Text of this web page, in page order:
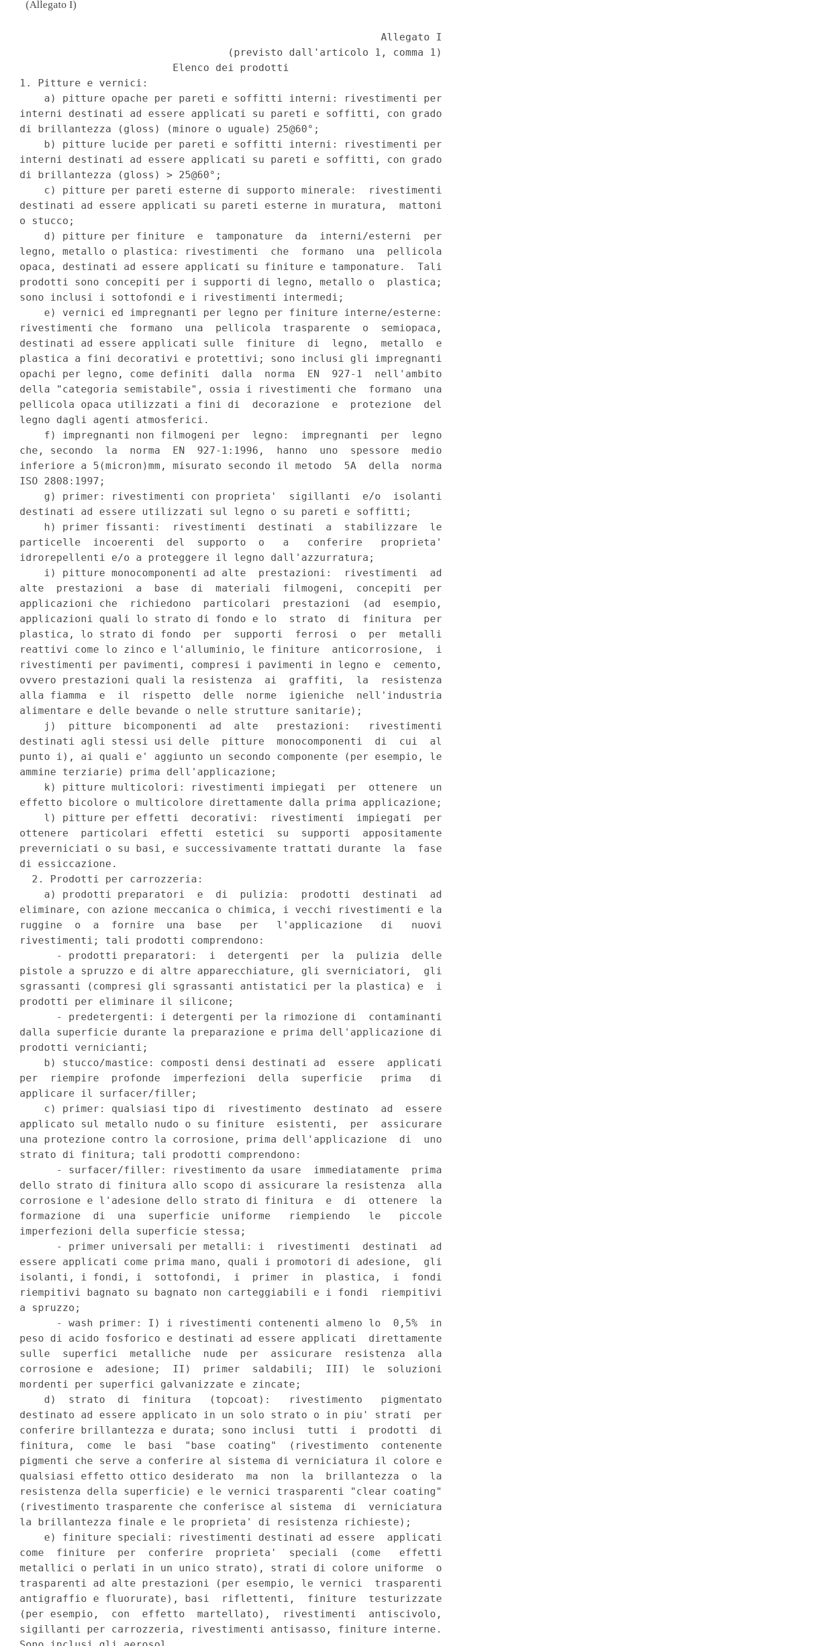
(Allegato I)
                                                           Allegato I
                                  (previsto dall'articolo 1, comma 1)
                         Elenco dei prodotti
1. Pitture e vernici:
    a) pitture opache per pareti e soffitti interni: rivestimenti per
interni destinati ad essere applicati su pareti e soffitti, con grado
di brillantezza (gloss) (minore o uguale) 25@60°;
    b) pitture lucide per pareti e soffitti interni: rivestimenti per
interni destinati ad essere applicati su pareti e soffitti, con grado
di brillantezza (gloss) > 25@60°;
    c) pitture per pareti esterne di supporto minerale:  rivestimenti
destinati ad essere applicati su pareti esterne in muratura,  mattoni
o stucco;
    d) pitture per finiture  e  tamponature  da  interni/esterni  per
legno, metallo o plastica: rivestimenti  che  formano  una  pellicola
opaca, destinati ad essere applicati su finiture e tamponature.  Tali
prodotti sono concepiti per i supporti di legno, metallo o  plastica;
sono inclusi i sottofondi e i rivestimenti intermedi;
    e) vernici ed impregnanti per legno per finiture interne/esterne:
rivestimenti che  formano  una  pellicola  trasparente  o  semiopaca,
destinati ad essere applicati sulle  finiture  di  legno,  metallo  e
plastica a fini decorativi e protettivi; sono inclusi gli impregnanti
opachi per legno, come definiti  dalla  norma  EN  927-1  nell'ambito
della "categoria semistabile", ossia i rivestimenti che  formano  una
pellicola opaca utilizzati a fini di  decorazione  e  protezione  del
legno dagli agenti atmosferici.
    f) impregnanti non filmogeni per  legno:  impregnanti  per  legno
che, secondo  la  norma  EN  927-1:1996,  hanno  uno  spessore  medio
inferiore a 5(micron)mm, misurato secondo il metodo  5A  della  norma
ISO 2808:1997;
    g) primer: rivestimenti con proprieta'  sigillanti  e/o  isolanti
destinati ad essere utilizzati sul legno o su pareti e soffitti;
    h) primer fissanti:  rivestimenti  destinati  a  stabilizzare  le
particelle  incoerenti  del  supporto  o   a   conferire   proprieta'
idrorepellenti e/o a proteggere il legno dall'azzurratura;
    i) pitture monocomponenti ad alte  prestazioni:  rivestimenti  ad
alte  prestazioni  a  base  di  materiali  filmogeni,  concepiti  per
applicazioni che  richiedono  particolari  prestazioni  (ad  esempio,
applicazioni quali lo strato di fondo e lo  strato  di  finitura  per
plastica, lo strato di fondo  per  supporti  ferrosi  o  per  metalli
reattivi come lo zinco e l'alluminio, le finiture  anticorrosione,  i
rivestimenti per pavimenti, compresi i pavimenti in legno e  cemento,
ovvero prestazioni quali la resistenza  ai  graffiti,  la  resistenza
alla fiamma  e  il  rispetto  delle  norme  igieniche  nell'industria
alimentare e delle bevande o nelle strutture sanitarie);
    j)  pitture  bicomponenti  ad  alte   prestazioni:   rivestimenti
destinati agli stessi usi delle  pitture  monocomponenti  di  cui  al
punto i), ai quali e' aggiunto un secondo componente (per esempio, le
ammine terziarie) prima dell'applicazione;
    k) pitture multicolori: rivestimenti impiegati  per  ottenere  un
effetto bicolore o multicolore direttamente dalla prima applicazione;
    l) pitture per effetti  decorativi:  rivestimenti  impiegati  per
ottenere  particolari  effetti  estetici  su  supporti  appositamente
preverniciati o su basi, e successivamente trattati durante  la  fase
di essiccazione.
  2. Prodotti per carrozzeria:
    a) prodotti preparatori  e  di  pulizia:  prodotti  destinati  ad
eliminare, con azione meccanica o chimica, i vecchi rivestimenti e la
ruggine  o  a  fornire  una  base   per   l'applicazione   di   nuovi
rivestimenti; tali prodotti comprendono:
      - prodotti preparatori:  i  detergenti  per  la  pulizia  delle
pistole a spruzzo e di altre apparecchiature, gli sverniciatori,  gli
sgrassanti (compresi gli sgrassanti antistatici per la plastica) e  i
prodotti per eliminare il silicone;
      - predetergenti: i detergenti per la rimozione di  contaminanti
dalla superficie durante la preparazione e prima dell'applicazione di
prodotti vernicianti;
    b) stucco/mastice: composti densi destinati ad  essere  applicati
per  riempire  profonde  imperfezioni  della  superficie   prima   di
applicare il surfacer/filler;
    c) primer: qualsiasi tipo di  rivestimento  destinato  ad  essere
applicato sul metallo nudo o su finiture  esistenti,  per  assicurare
una protezione contro la corrosione, prima dell'applicazione  di  uno
strato di finitura; tali prodotti comprendono:
      - surfacer/filler: rivestimento da usare  immediatamente  prima
dello strato di finitura allo scopo di assicurare la resistenza  alla
corrosione e l'adesione dello strato di finitura  e  di  ottenere  la
formazione  di  una  superficie  uniforme   riempiendo   le   piccole
imperfezioni della superficie stessa;
      - primer universali per metalli: i  rivestimenti  destinati  ad
essere applicati come prima mano, quali i promotori di adesione,  gli
isolanti, i fondi, i  sottofondi,  i  primer  in  plastica,  i  fondi
riempitivi bagnato su bagnato non carteggiabili e i fondi  riempitivi
a spruzzo;
      - wash primer: I) i rivestimenti contenenti almeno lo  0,5%  in
peso di acido fosforico e destinati ad essere applicati  direttamente
sulle  superfici  metalliche  nude  per  assicurare  resistenza  alla
corrosione e  adesione;  II)  primer  saldabili;  III)  le  soluzioni
mordenti per superfici galvanizzate e zincate;
    d)  strato  di  finitura   (topcoat):   rivestimento   pigmentato
destinato ad essere applicato in un solo strato o in piu' strati  per
conferire brillantezza e durata; sono inclusi  tutti  i  prodotti  di
finitura,  come  le  basi  "base  coating"  (rivestimento  contenente
pigmenti che serve a conferire al sistema di verniciatura il colore e
qualsiasi effetto ottico desiderato  ma  non  la  brillantezza  o  la
resistenza della superficie) e le vernici trasparenti "clear coating"
(rivestimento trasparente che conferisce al sistema  di  verniciatura
la brillantezza finale e le proprieta' di resistenza richieste);
    e) finiture speciali: rivestimenti destinati ad essere  applicati
come  finiture  per  conferire  proprieta'  speciali  (come   effetti
metallici o perlati in un unico strato), strati di colore uniforme  o
trasparenti ad alte prestazioni (per esempio, le vernici  trasparenti
antigraffio e fluorurate), basi  riflettenti,  finiture  testurizzate
(per esempio,  con  effetto  martellato),  rivestimenti  antiscivolo,
sigillanti per carrozzeria, rivestimenti antisasso, finiture interne.